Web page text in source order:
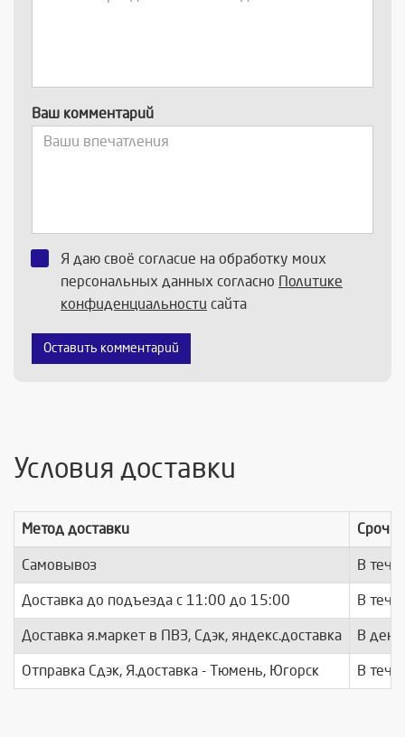
Ваш комментарий
Я даю своё согласие на обработку моих
персональных данных согласно Политике
конфиденциальности сайта
Оставить комментарий
Условия доставки
Метод доставки
Самовывоз В
Доставка до подъезда c 11:00 до 15:00 В
Доставка я.маркет в ПВЗ, Сдэк, яндекс.доставка В день
Отправка Сдэк, Я.доставка - Тюмень, Югорск В